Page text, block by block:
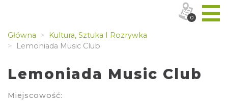
Główna
Kultura, Sztuka I Rozrywka
Lemoniada Music Club
Lemoniada Music Club
Miejscowość:
0